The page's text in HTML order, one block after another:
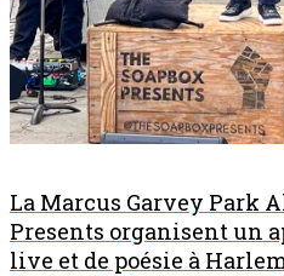
La Marcus Garvey Park
Presents organisent un
live et de poésie à